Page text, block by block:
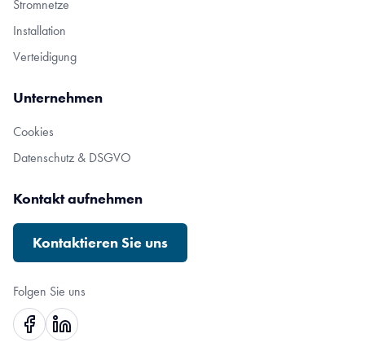
Stromnetze
Installation
Verteidigung
Unternehmen
Cookies
Datenschutz & DSGVO
Kontakt aufnehmen
Kontaktieren Sie uns
Folgen Sie uns